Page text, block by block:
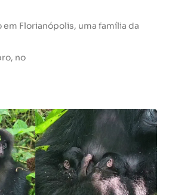
Florianópolis, uma família da
no